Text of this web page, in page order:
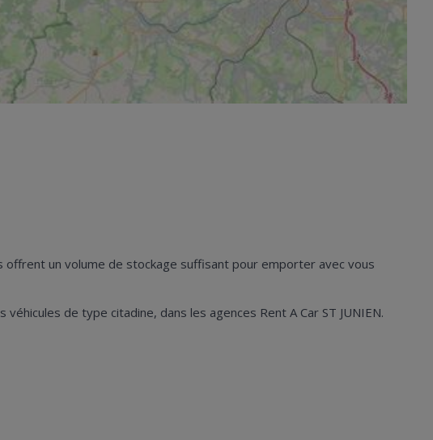
offrent un volume de stockage suffisant pour emporter avec vous
de type citadine, dans les agences Rent A Car ST JUNIEN.